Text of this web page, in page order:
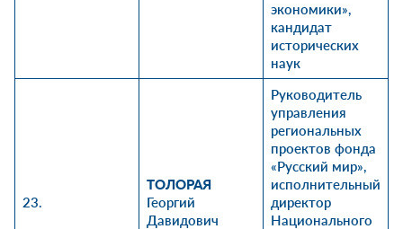
экономики»,
кандидат
исторических
наук
23.
ТОЛОРАЯ
Георгий
Давидович
Руководитель
управления
региональных
проектов фонда
«Русский мир»,
исполнительный
директор
Национального